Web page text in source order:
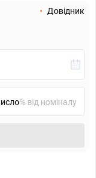
Довідник
% від номіналу